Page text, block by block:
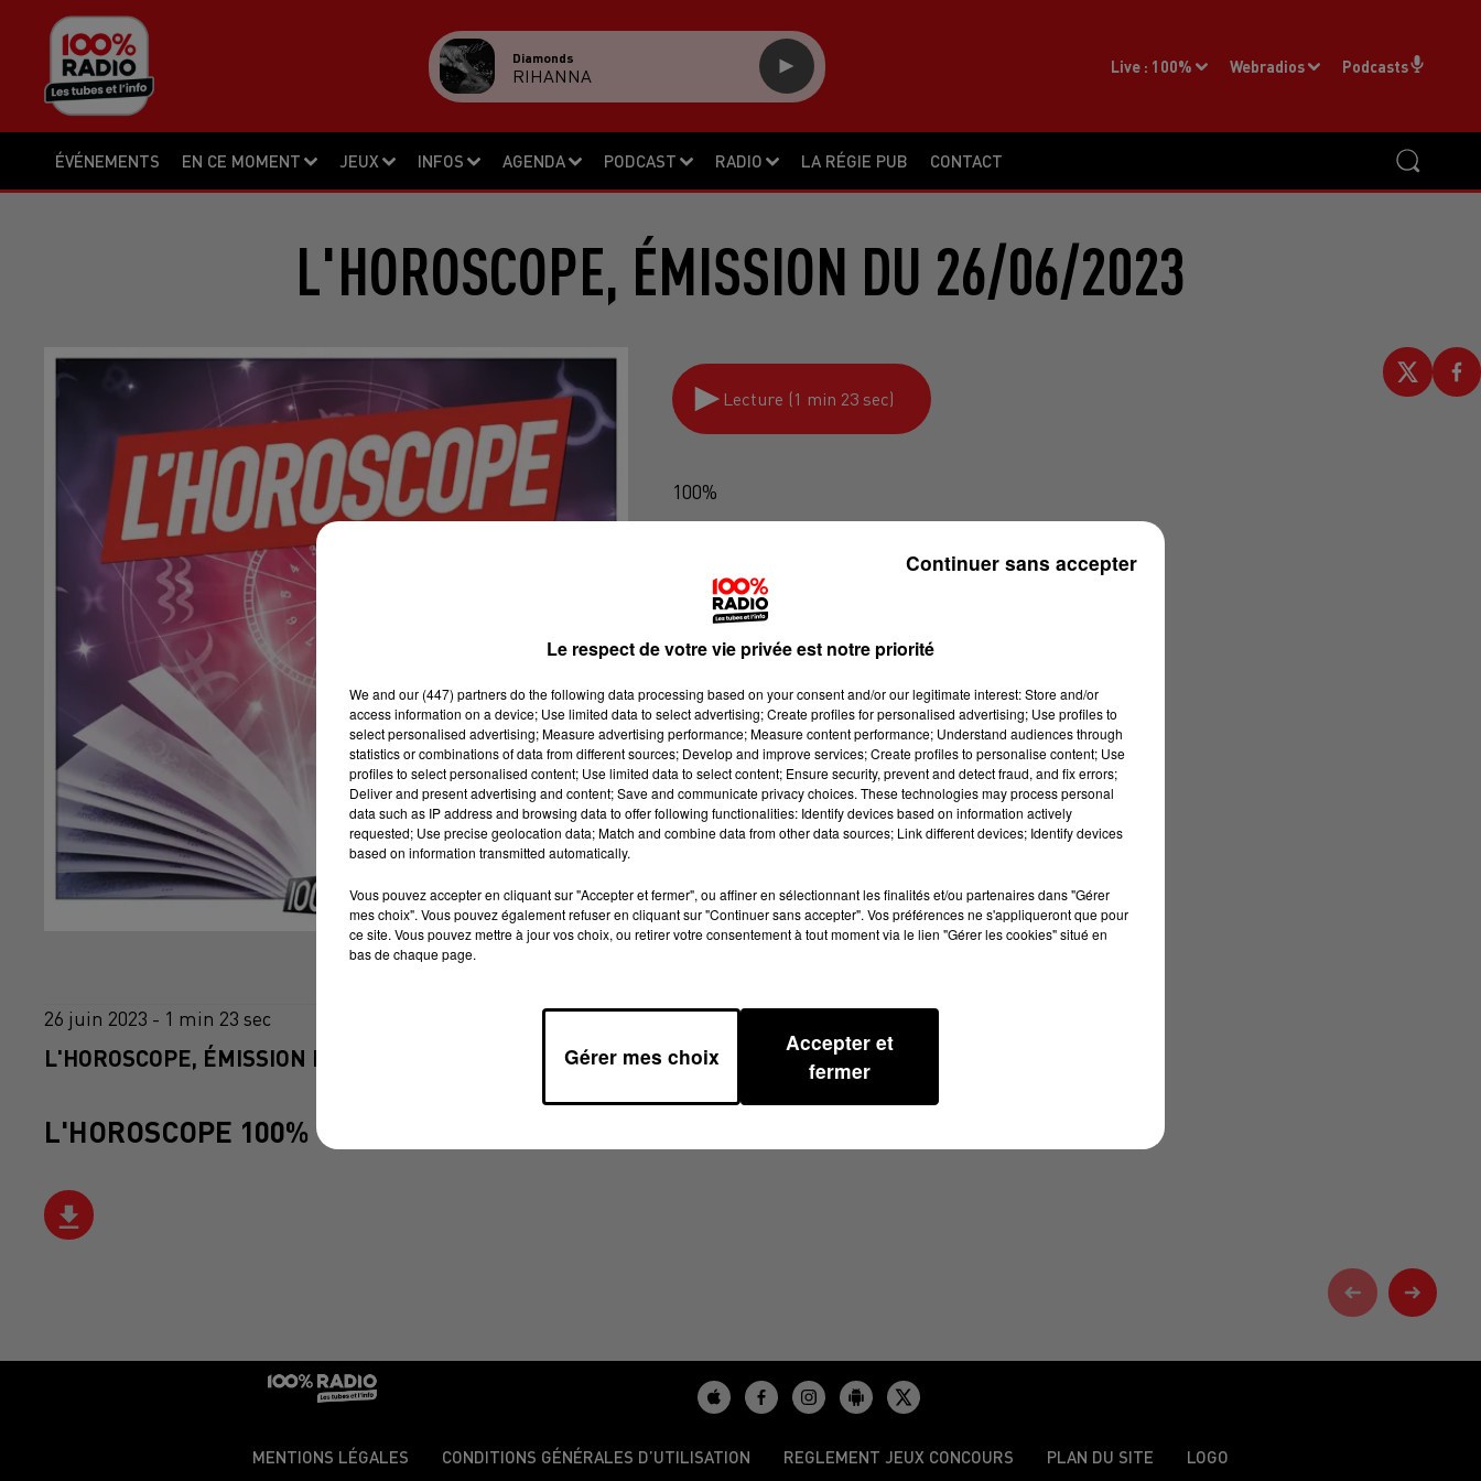
ÉVÉNEMENTS EN CE MOMENT JEUX INFOS AGENDA PODCAST RADIO LA RÉGIE PUB CONTACT
Live : 100% Webradios Podcasts
Diamonds
RIHANNA
L'HOROSCOPE, ÉMISSION DU 26/06/2023
Lecture (1 min 23 sec)
100%
26 juin 2023 - 1 min 23 sec
L'HOROSCOPE, ÉMISSION DU 26/06/2023
L'HOROSCOPE 100%
MENTIONS LÉGALES CONDITIONS GÉNÉRALES D’UTILISATION REGLEMENT JEUX CONCOURS PLAN DU SITE LOGO
Le respect de votre vie privée est notre priorité
We and our (447) partnersdo the following data processing based on your consent and/or our legitimate interest: Store and/or
access information on a device; Use limited data to select advertising; Create profiles for personalised advertising; Use profiles to
select personalised advertising; Measure advertising performance; Measure content performance; Understand audiences through
statistics or combinations of data from different sources; Develop and improve services; Create profiles to personalise content; Use
profiles to select personalised content; Use limited data to select content; Ensure security, prevent and detect fraud, and fix errors;
Deliver and present advertising and content; Save and communicate privacy choices. These technologies may process personal
data such as IP address and browsing data to offer following functionalities: Identify devices based on information actively
requested; Use precise geolocation data; Match and combine data from other data sources; Link different devices; Identify devices
based on information transmitted automatically.
Vous pouvez accepter en cliquant sur "Accepter et fermer", ou affiner en sélectionnant les finalités et/ou partenaires dans "Gérer
mes choix". Vous pouvez également refuser en cliquant sur "Continuer sans accepter". Vos préférences ne s'appliqueront que pour
ce site. Vous pouvez mettre à jour vos choix, ou retirer votre consentement à tout moment via le lien "Gérer les cookies" situé en
bas de chaque page.
Gérer mes choix
Accepter et
fermer
Continuer sans accepter